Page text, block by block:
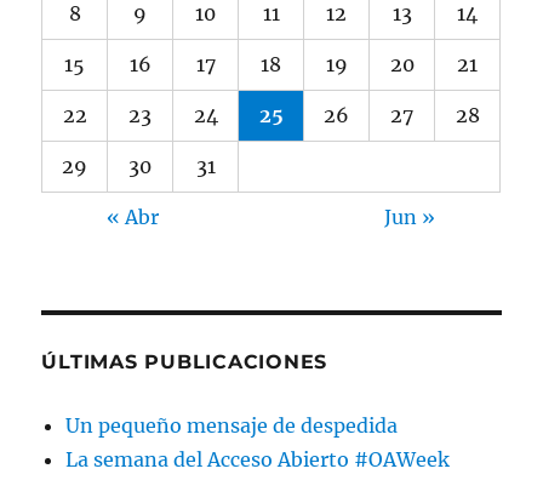
8 9 10 11 12 13 14
15 16 17 18 19 20 21
22 23 24 25 26 27 28
29 30 31
« Abr Jun »
ÚLTIMAS PUBLICACIONES
Un pequeño mensaje de despedida
La semana del Acceso Abierto #OAWeek